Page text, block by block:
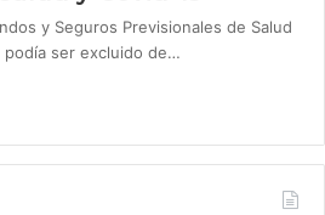
y Seguros Previsionales de Salud
podía ser excluido de…